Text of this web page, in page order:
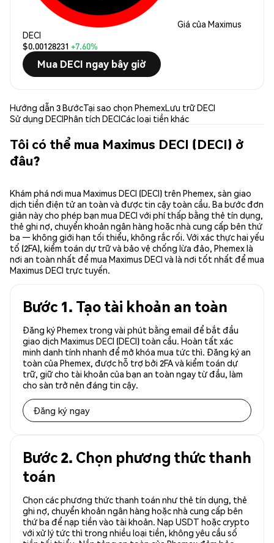
Giá của Maximus
DECI
$0.00128231 +7.60%
Mua DECI ngay bây giờ
Hướng dẫn 3 BướcTại sao chọn PhemexLưu trữ DECI
Sử dụng DECIPhân tích DECICác loại tiền khác
Tôi có thể mua Maximus DECI (DECI) ở
đâu?
Khám phá nơi mua Maximus DECI (DECI) trên Phemex, sàn giao
dịch tiền điện tử an toàn và được tin cậy toàn cầu. Ba bước đơn
giản này cho phép bạn mua DECI với phí thấp bằng thẻ tín dụng,
thẻ ghi nợ, chuyển khoản ngân hàng hoặc nhà cung cấp bên thứ
ba — không giới hạn tối thiểu, không rắc rối. Với xác thực hai yếu
tố (2FA), kiểm toán dự trữ và bảo vệ chống lừa đảo, Phemex là
nơi an toàn nhất để mua Maximus DECI và là nơi tốt nhất để mua
Maximus DECI trực tuyến.
Bước 1. Tạo tài khoản an toàn
Đăng ký Phemex trong vài phút bằng email để bắt đầu
giao dịch Maximus DECI (DECI) toàn cầu. Hoàn tất xác
minh danh tính nhanh để mở khóa mua tức thì. Đăng ký an
toàn của Phemex, được hỗ trợ bởi 2FA và kiểm toán dự
trữ, giữ cho tài khoản của bạn an toàn ngay từ đầu, làm
cho sàn trở nên đáng tin cậy.
Đăng ký ngay
Bước 2. Chọn phương thức thanh
toán
Chọn các phương thức thanh toán như thẻ tín dụng, thẻ
ghi nợ, chuyển khoản ngân hàng hoặc nhà cung cấp bên
thứ ba để nạp tiền vào tài khoản. Nạp USDT hoặc crypto
với xử lý tức thì trong nhiều loại tiền, không yêu cầu số